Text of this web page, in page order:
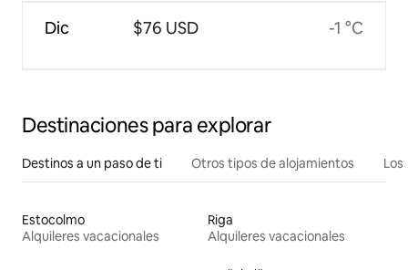
Dic $76 USD -1 °C
Destinaciones para explorar
Destinos a un paso de ti Otros tipos de alojamientos
Estocolmo
Alquileres vacacionales
Riga
Alquileres vacacionales